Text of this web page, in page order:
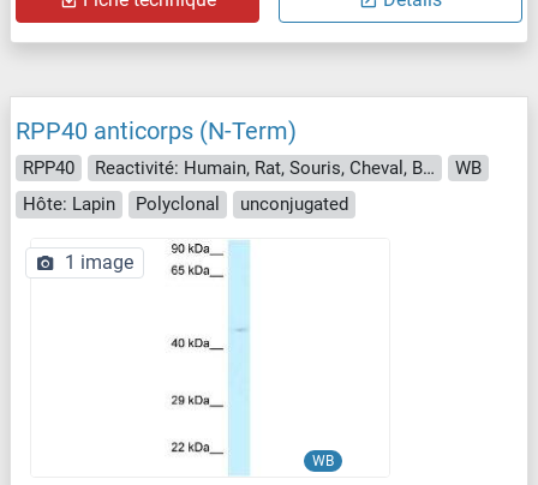
RPP40 anticorps (N-Term)
RPP40 Reactivité: Humain, Rat, Souris, Cheval, Boeuf (Vache), Chien, Cobaye, Porc
WB
Hôte: Lapin
Polyclonal unconjugated
WB
1 image